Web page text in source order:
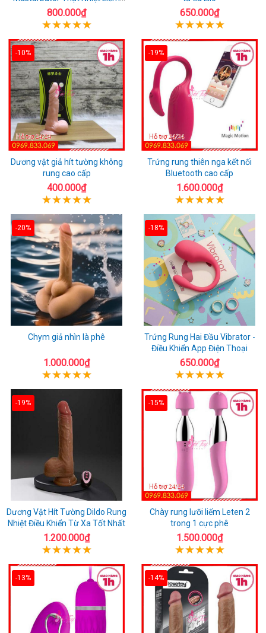
Rung
800.000₫ 650.000₫
-10%
Dương vật giả hít tường không
rung cao cấp
400.000₫
-19%
Trứng rung thiên nga kết nối
Bluetooth cao cấp
1.600.000₫
-20%
Chym giả nhìn là phê
1.000.000₫
-18%
Trứng Rung Hai Đầu Vibrator -
Điều Khiển App Điện Thoại
650.000₫
-19%
Dương Vật Hít Tường Dildo Rung
Nhiệt Điều Khiển Từ Xa Tốt Nhất
1.200.000₫
-15%
Chày rung lưỡi liếm Leten 2
trong 1 cực phê
1.500.000₫
-13% -14%